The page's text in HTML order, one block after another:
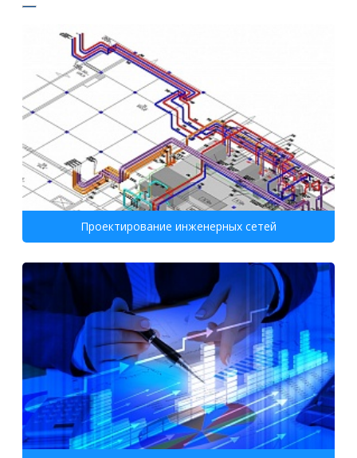
Проектирование инженерных сетей